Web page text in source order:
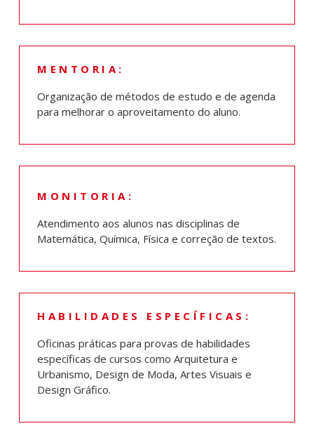
MENTORIA:
Organização de métodos de estudo e de agenda
para melhorar o aproveitamento do aluno.
MONITORIA:
Atendimento aos alunos nas disciplinas de
Matemática, Química, Física e correção de textos.
HABILIDADES ESPECÍFICAS:
Oficinas práticas para provas de habilidades
específicas de cursos como Arquitetura e
Urbanismo, Design de Moda, Artes Visuais e
Design Gráfico.